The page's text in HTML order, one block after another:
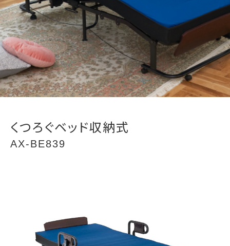
くつろぐベッド収納式
AX-BE839